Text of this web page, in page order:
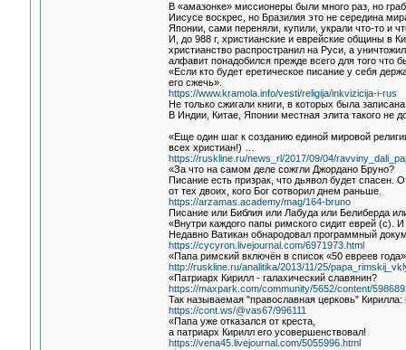
В «амазонке» миссионеры были много раз, но
Иисусе воскрес, но Бразилия это не середина
Японии, сами переняли, купили, украли что-то и
И, до 988 г, христианские и еврейские общины в
христианство распространил на Руси, а
алфавит понадобился прежде всего для того
«Если кто будет еретическое писание у себя
его сжечь».
https://www.kramola.info/vesti/religija/inkvizicija-i-rus
Не только сжигали книги, в которых была
В Индии, Китае, Японии местная элита такого не
«Еще один шаг к созданию единой мировой
всех христиан!) …
https://ruskline.ru/news_rl/2017/09/04/
«За что на самом деле сожгли Джордано Бруно?
Писание есть призрак, что дьявол будет
от тех двоих, кого Бог сотворил днем раньше.
https://arzamas.academy/mag/164-bruno
Писание или Библия или Лабуда или Белиберда
«Внутри каждого папы римского сидит еврей (с).
Недавно Ватикан обнародовал программный
https://cycyron.livejournal.com/6971973.html
«Папа римский включён в список «50 евреев года»
http://ruskline.ru/analitika/2013/11/25/
«Патриарх Кирилл - галахический славянин?
https://maxpark.com/community/5652/content/
Так называемая "православная церковь"
https://cont.ws/@vas67/996111
«Папа уже отказался от креста,
а патриарх Кирилл его усовершенствовал!
https://vena45.livejournal.com/5055996.html